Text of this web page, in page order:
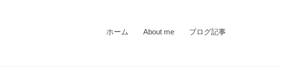
ホーム About me ブログ記事